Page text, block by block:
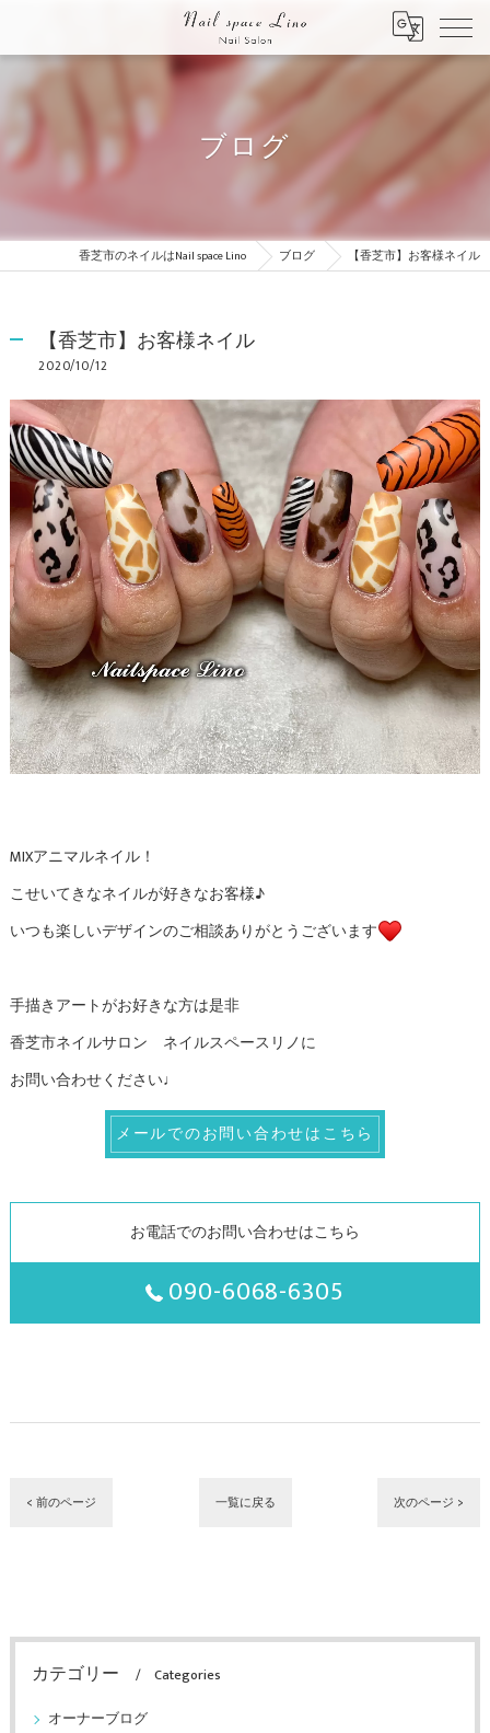
ブログ
香芝市のネイルはNail space Lino ブログ 【香芝市】お客様ネイル
【香芝市】お客様ネイル
2020/10/12
MIXアニマルネイル！
こせいてきなネイルが好きなお客様♪
いつも楽しいデザインのご相談ありがとうございます
手描きアートがお好きな方は是非
香芝市ネイルサロン ネイルスペースリノに
お問い合わせください♩
メールでのお問い合わせはこちら
お電話でのお問い合わせはこちら
090-6068-6305
< 前のページ 一覧に戻る 次のページ >
カテゴリー
Categories
オーナーブログ